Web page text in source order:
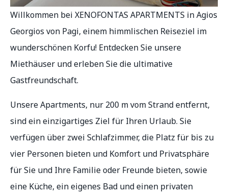
Willkommen bei XENOFONTAS APARTMENTS in Agios
Georgios von Pagi, einem himmlischen Reiseziel im
wunderschönen Korfu! Entdecken Sie unsere
Miethäuser und erleben Sie die ultimative
Gastfreundschaft.
Unsere Apartments, nur 200 m vom Strand entfernt,
sind ein einzigartiges Ziel für Ihren Urlaub. Sie
verfügen über zwei Schlafzimmer, die Platz für bis zu
vier Personen bieten und Komfort und Privatsphäre
für Sie und Ihre Familie oder Freunde bieten, sowie
eine Küche, ein eigenes Bad und einen privaten